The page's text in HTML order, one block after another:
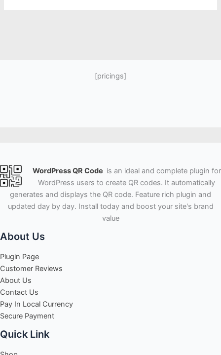
[pricings]
WordPress QR Code is an ideal and complete plugin for
WordPress users to create QR codes. It automatically
generates and displays the QR code. Feature rich plugin and
updated day by day. Install today and boost your site's brand
value
About Us
Plugin Page
Customer Reviews
About Us
Contact Us
Pay In Local Currency
Secure Payment
Quick Link